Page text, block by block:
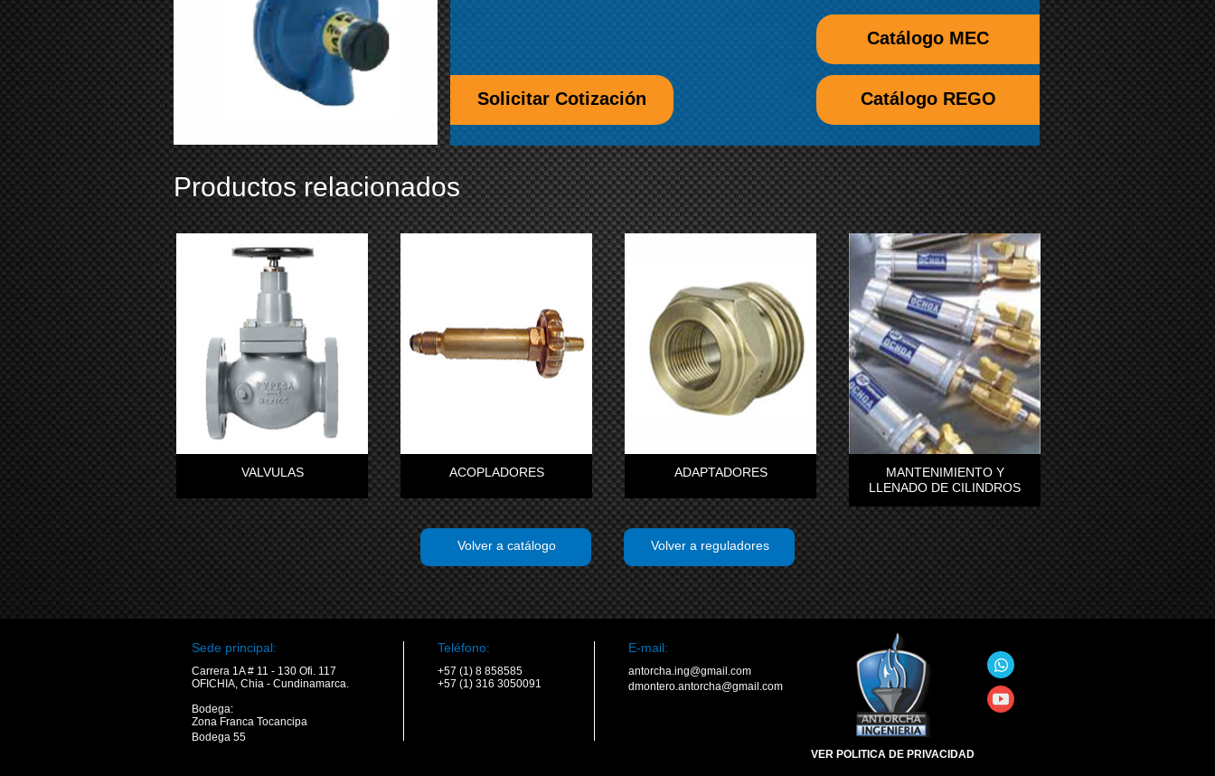
Catálogo MEC
Solicitar Cotización Catálogo REGO
Productos relacionados
VALVULAS ACOPLADORES ADAPTADORES
MANTENIMIENTO Y
LLENADO DE CILINDROS
Volver a catálogo Volver a reguladores
Sede principal:
Carrera 1A # 11 - 130 Ofi. 117
OFICHIA, Chia - Cundinamarca.
Bodega:
Zona Franca Tocancipa
Bodega 55
Teléfono:
+57 (1) 8 858585
+57 (1) 316 3050091
E-mail:
antorcha.ing@gmail.com
dmontero.antorcha@gmail.com
VER POLITICA DE PRIVACIDAD